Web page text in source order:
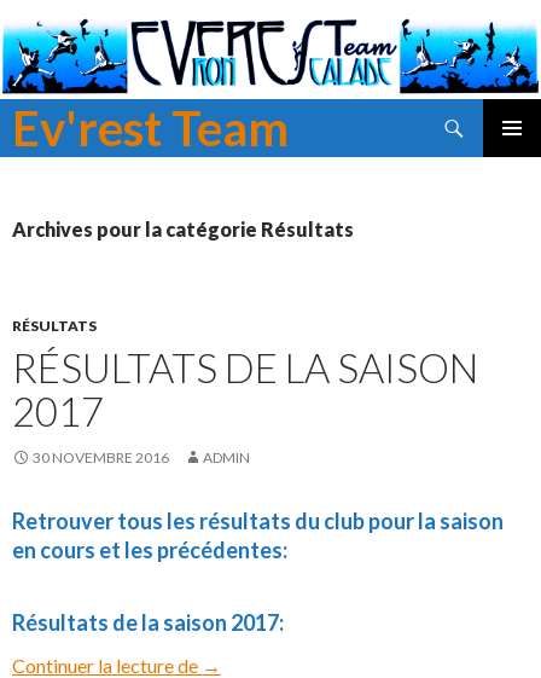
Ev'rest Team
Recherche
ALLER
PRINCIPAL
Archives pour la catégorie Résultats
RÉSULTATS
RÉSULTATS DE LA SAISON
2017
30 NOVEMBRE 2016 ADMIN
Retrouver tous les résultats du club pour la saison
en cours et les précédentes:
Résultats de la saison 2017:
Continuer la lecture de Résultats de La saison 2017
→